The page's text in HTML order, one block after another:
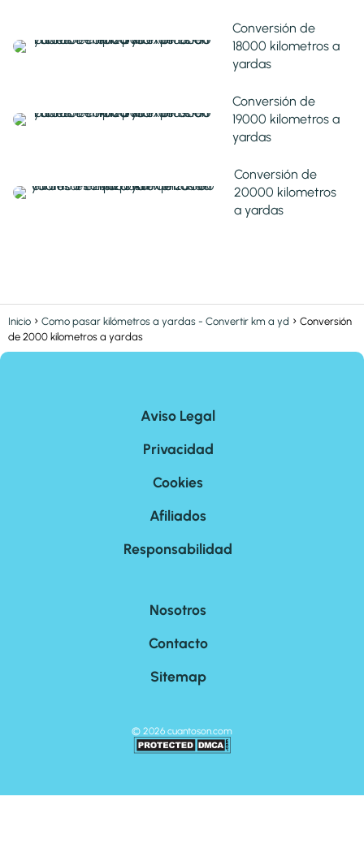
Conversión de
18000 kilometros a
yardas
Conversión de
19000 kilometros a
yardas
Conversión de
20000 kilometros
a yardas
Inicio Como pasar kilómetros a yardas - Convertir km a yd
Conversión
de 2000 kilometros a yardas
Aviso Legal
Privacidad
Cookies
Afiliados
Responsabilidad
Nosotros
Contacto
Sitemap
© 2026 cuantoson.com